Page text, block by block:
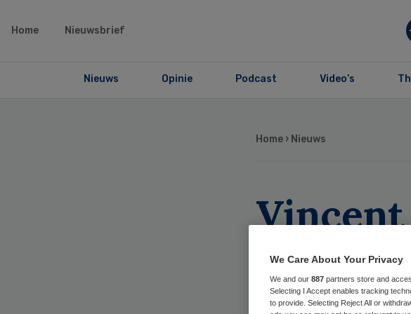
Home Nieuwsbrief
Nieuws Opinie Podcast Video’s
Home › Nieuws
Vincent
scoort
We Care About Your Privacy
We and our 887 partners store and
Selecting I Accept enables tracking
to provide. Selecting Reject All or